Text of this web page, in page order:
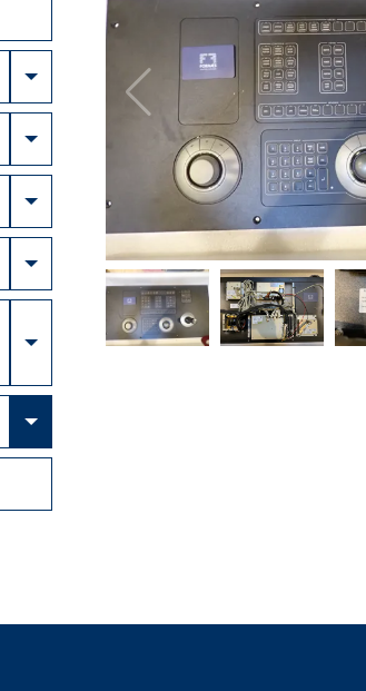
Toggle Dropdown
Toggle Dropdown
Toggle Dropdown
Toggle Dropdown
Toggle Dropdown
Toggle Dropdown